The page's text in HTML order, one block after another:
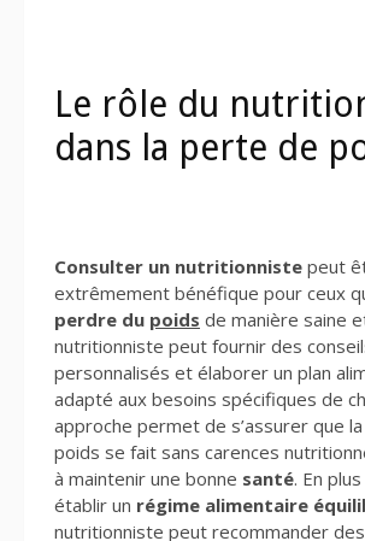
Le rôle du
dans la perte de
Consulter un nutritionniste peut
extrêmement bénéfique pour ceux
perdre du poids de manière saine
nutritionniste peut fournir des
personnalisés et élaborer un plan
adapté aux besoins spécifiques de
approche permet de s’assurer que
poids se fait sans carences
à maintenir une bonne santé. En
établir un régime alimentaire
nutritionniste peut recommander des